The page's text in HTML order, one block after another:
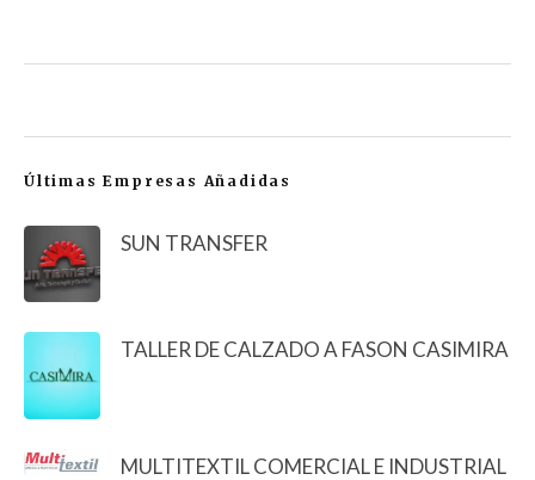
Últimas Empresas Añadidas
SUN TRANSFER
TALLER DE CALZADO A FASON CASIMIRA
MULTITEXTIL COMERCIAL E INDUSTRIAL